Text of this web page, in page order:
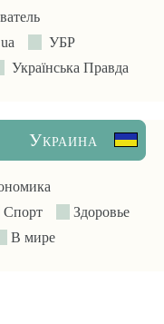
УБР
Українська Правда
Украина
Спорт
Здоровье
В мире